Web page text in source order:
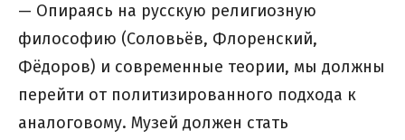
— Опираясь на русскую религиозную
философию (Соловьёв, Флоренский,
Фёдоров) и современные теории, мы должны
перейти от политизированного подхода к
аналоговому. Музей должен стать